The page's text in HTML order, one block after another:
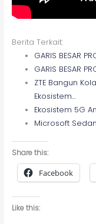
Berita Terkait:
GARIS BESAR
GARIS BESAR
ZTE Bangun
Ekosistem…
Ekosistem 5G
Microsoft
Share this:
Facebook
Like this: